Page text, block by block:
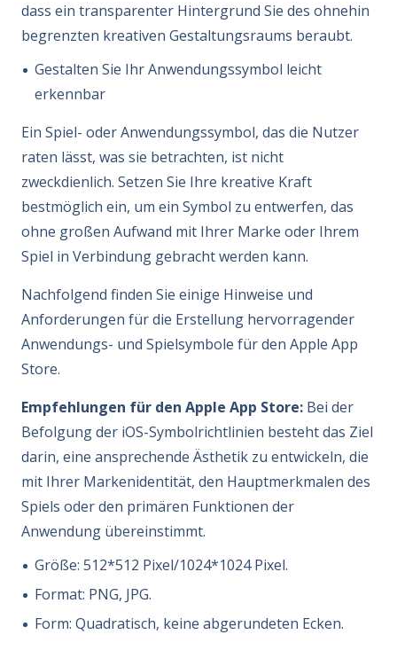
dass ein transparenter Hintergrund Sie des ohnehin
begrenzten kreativen Gestaltungsraums beraubt.
Gestalten Sie Ihr Anwendungssymbol leicht
erkennbar
Ein Spiel- oder Anwendungssymbol, das die Nutzer
raten lässt, was sie betrachten, ist nicht
zweckdienlich. Setzen Sie Ihre kreative Kraft
bestmöglich ein, um ein Symbol zu entwerfen, das
ohne großen Aufwand mit Ihrer Marke oder Ihrem
Spiel in Verbindung gebracht werden kann.
Nachfolgend finden Sie einige Hinweise und
Anforderungen für die Erstellung hervorragender
Anwendungs- und Spielsymbole für den Apple App
Store.
Empfehlungen für den Apple App Store:Bei der
Befolgung der iOS-Symbolrichtlinien besteht das Ziel
darin, eine ansprechende Ästhetik zu entwickeln, die
mit Ihrer Markenidentität, den Hauptmerkmalen des
Spiels oder den primären Funktionen der
Anwendung übereinstimmt.
Größe: 512*512 Pixel/1024*1024 Pixel.
Format: PNG, JPG.
Form: Quadratisch, keine abgerundeten Ecken.